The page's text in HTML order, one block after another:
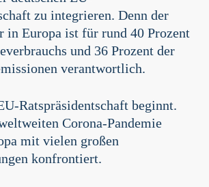
zu integrieren. Denn der
in Europa ist für rund 40 Prozent
und 36 Prozent der
verantwortlich.
Ratspräsidentschaft beginnt.
Corona-Pandemie
mit vielen großen
konfrontiert.